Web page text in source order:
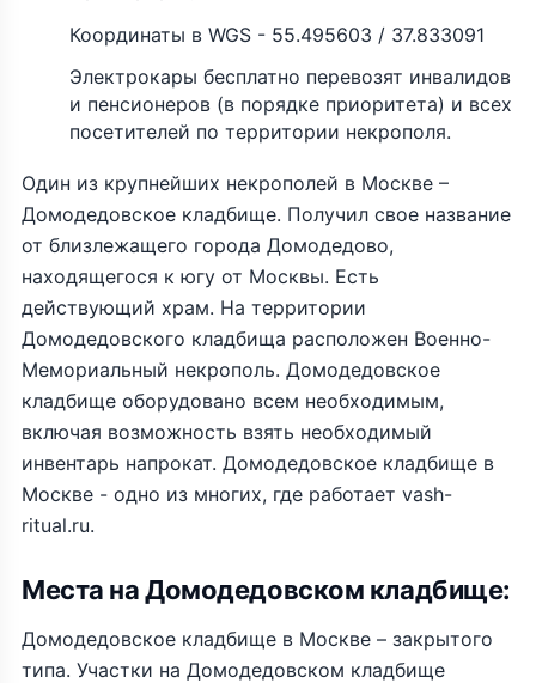
Координаты в WGS - 55.495603 / 37.833091
Электрокары бесплатно перевозят инвалидов
и пенсионеров (в порядке приоритета) и всех
посетителей по территории некрополя.
Один из крупнейших некрополей в Москве –
Домодедовское кладбище. Получил свое название
от близлежащего города Домодедово,
находящегося к югу от Москвы. Есть
действующий храм. На территории
Домодедовского кладбища расположен Военно-
Мемориальный некрополь. Домодедовское
кладбище оборудовано всем необходимым,
включая возможность взять необходимый
инвентарь напрокат. Домодедовское кладбище в
Москве - одно из многих, где работает vash-
ritual.ru.
Места на Домодедовском кладбище:
Домодедовское кладбище в Москве – закрытого
типа. Участки на Домодедовском кладбище